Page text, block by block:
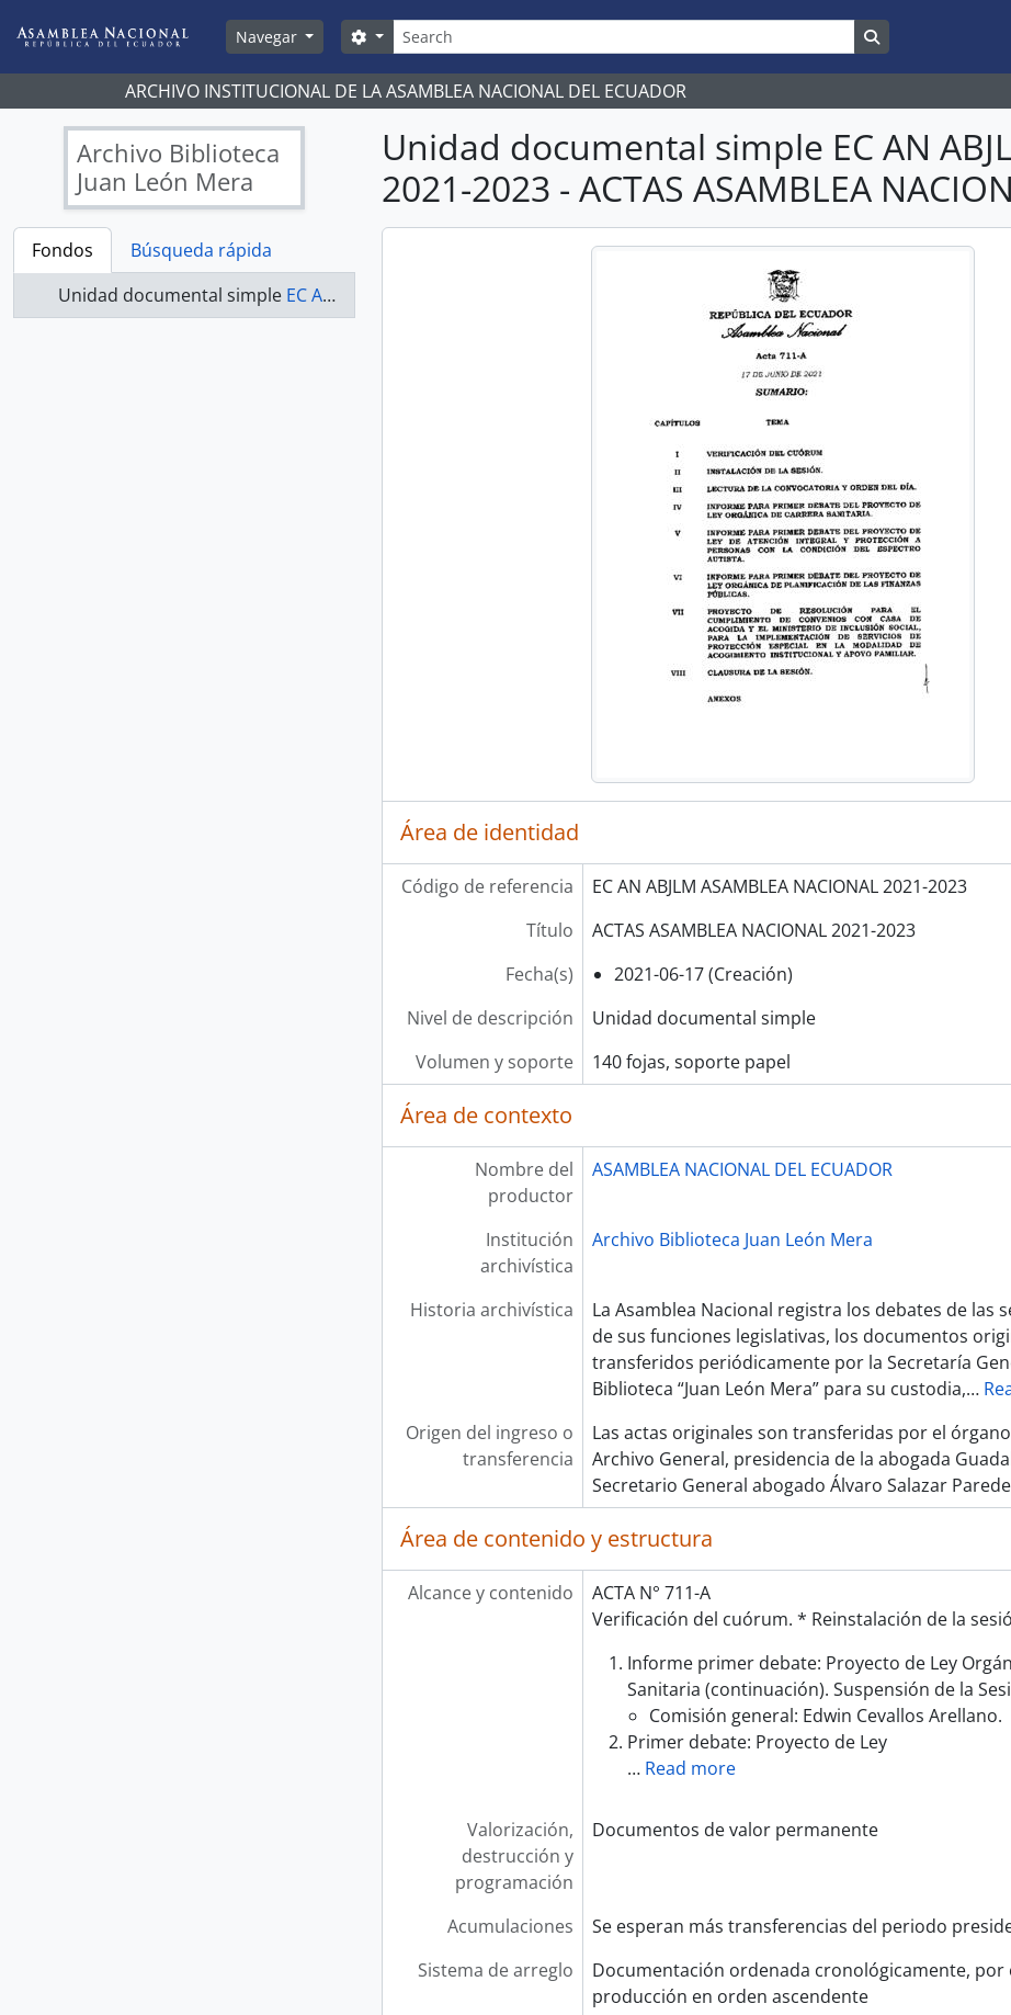
Navegar
Búsqueda
Search options
ARCHIVO INSTITUCIONAL DE LA ASAMBLEA NACIONAL DEL ECUADOR
Archivo Biblioteca
Juan León Mera
Fondos
Búsqueda rápida
Unidad documental simple EC AN ABJLM ASAMBLEA NACIONAL 2021-2023 - ACTAS ASAMBLEA NACIONAL 2021-2023
Unidad documental simple EC AN
2021-2023 - ACTAS ASAMBLEA
Área de identidad
Código de referencia
EC AN ABJLM ASAMBLEA NACIONAL 2021-2023
Título
ACTAS ASAMBLEA NACIONAL 2021-2023
Fecha(s)
2021-06-17 (Creación)
Nivel de descripción
Unidad documental simple
Volumen y soporte
140 fojas, soporte papel
Área de contexto
Nombre del
productor
ASAMBLEA NACIONAL DEL ECUADOR
Institución
archivística
Archivo Biblioteca Juan León Mera
Historia archivística
La Asamblea Nacional registra los debates de las
de sus funciones legislativas, los documentos
transferidos periódicamente por la Secretaría
Biblioteca “Juan León Mera” para su custodia,…
Origen del ingreso o
transferencia
Las actas originales son transferidas por el
Archivo General, presidencia de la abogada
Secretario General abogado Álvaro Salazar
Área de contenido y estructura
Alcance y contenido
ACTA N° 711-A
Verificación del cuórum. * Reinstalación de la
Informe primer debate: Proyecto de Ley
Sanitaria (continuación). Suspensión de la
Comisión general: Edwin Cevallos Arellano.
Primer debate: Proyecto de Ley
… Read more
Valorización,
destrucción y
programación
Documentos de valor permanente
Acumulaciones
Se esperan más transferencias del periodo
Sistema de arreglo
Documentación ordenada cronológicamente, por
producción en orden ascendente